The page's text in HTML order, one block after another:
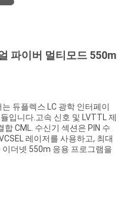
파이버 멀티모드 550m
듀플렉스 LC 광학 인터페이
입니다.고속 신호 및 LVTTL 제
CML. 수신기 섹션은 PIN 수
레이저를 사용하고, 최대
더넷 550m 응용 프로그램을